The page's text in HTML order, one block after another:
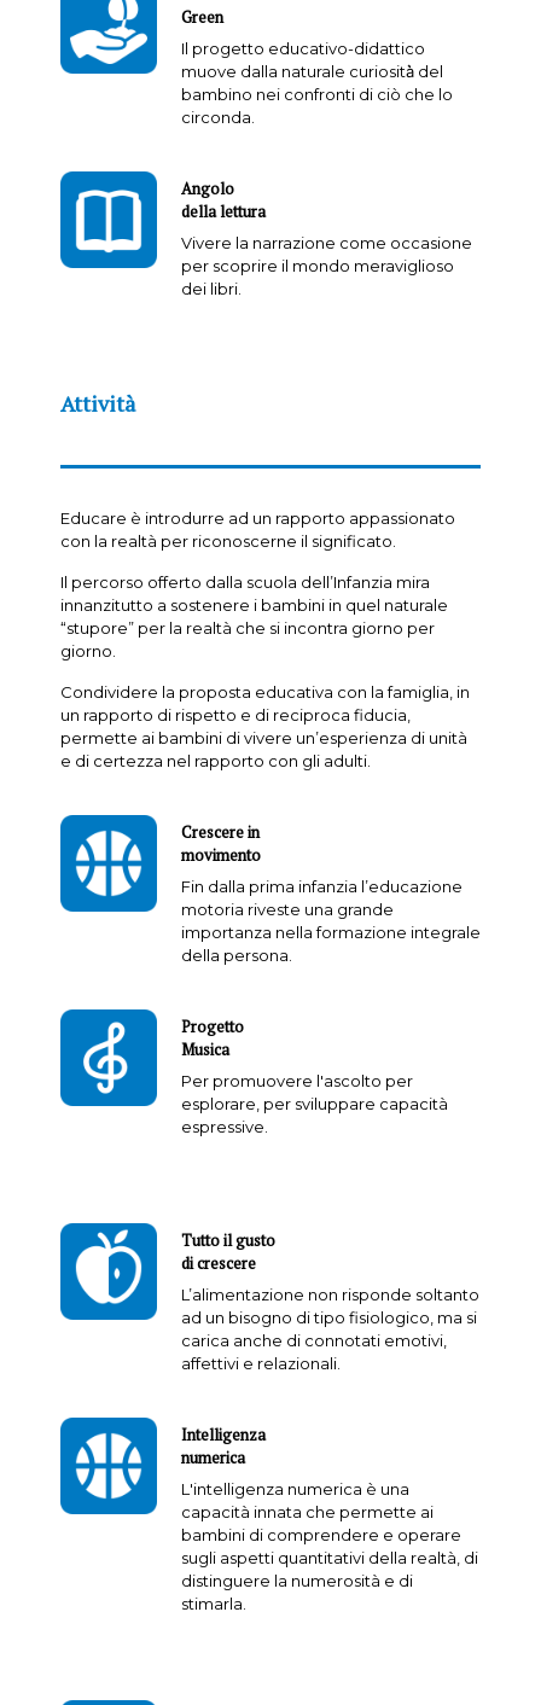
Green
Il progetto educativo-didattico
muove dalla naturale curiosità̀ del
bambino nei confronti di ciò che lo
circonda.
Angolo
della lettura
Vivere la narrazione come occasione
per scoprire il mondo meraviglioso
dei libri.
Attività
Educare è introdurre ad un rapporto appassionato
con la realtà per riconoscerne il significato.
Il percorso offerto dalla scuola dell’Infanzia mira
innanzitutto a sostenere i bambini in quel naturale
“stupore” per la realtà che si incontra giorno per
giorno.
Condividere la proposta educativa con la famiglia, in
un rapporto di rispetto e di reciproca fiducia,
permette ai bambini di vivere un’esperienza di unità
e di certezza nel rapporto con gli adulti.
Crescere in
movimento
Fin dalla prima infanzia l’educazione
motoria riveste una grande
importanza nella formazione integrale
della persona.
Progetto
Musica
Per promuovere l'ascolto per
esplorare, per sviluppare capacità
espressive.
Tutto il gusto
di crescere
L’alimentazione non risponde soltanto
ad un bisogno di tipo fisiologico, ma si
carica anche di connotati emotivi,
affettivi e relazionali.
Intelligenza
numerica
L'intelligenza numerica è una
capacità innata che permette ai
bambini di comprendere e operare
sugli aspetti quantitativi della realtà, di
distinguere la numerosità e di
stimarla.